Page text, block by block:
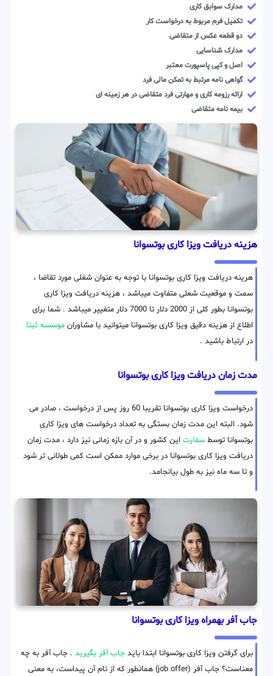
مدارک سوابق کاری
تکمیل فرم مربوط به درخواست کار
دو قطعه عکس از متقاضی
مدارک شناسایی
اصل و کپی پاسپورت معتبر
گواهی نامه مرتبط به تمکن مالی فرد
ارائه رزومه کاری و مهارتی فرد متقاضی در هر زمینه ای
بیمه نامه متقاضی
هزینه دریافت ویزا کاری بوتسوانا
هرینه دریافت ویزا کاری بوتسوانا با توجه به عنوان شغلی مورد تقاضا ،
سمت و موقعیت شعلی متفاوت میباشد ، هزینه دریافت ویزا کاری
بوتسوانا بطور کلی از 2000 دلار تا 7000 دلار متغییر میباشد . شما برای
اطلاع از هزینه دقیق ویزا کاری بوتسوانا میتوانید با مشاوران موسسه ثبتا
در ارتباط باشید .
مدت زمان دریافت ویزا کاری بوتسوانا
درخواست ویزا کاری بوتسوانا تقریبا 60 روز پس از درخواست ، صادر می
شود. البته این مدت زمان بستگی به تعداد درخواست های ویزا کاری
بوتسوانا توسط سفارت این کشور و در آن بازه زمانی نیز دارد ، مدت زمان
دریافت ویزا کاری بوتسوانا در برخی موارد ممکن است کمی طولانی تر شود
و تا سه ماه نیز به طول بیانجامد.
جاب آفر بهمراه ویزا کاری بوتسوانا
برای گرفتن ویزا کاری بوتسوانا ابتدا باید جاب آفر بگیرید . جاب آفر به چه
معناست؟ جاب آفر (job offer) همانطور که از نام آن پیداست، به معنی